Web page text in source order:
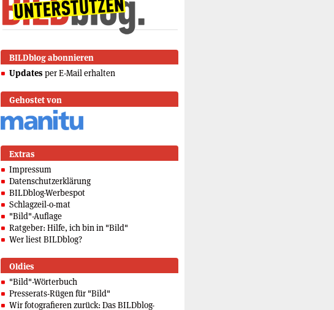
BILDblog abonnieren
Updates per E-Mail erhalten
Gehostet von
Extras
Impressum
Datenschutzerklärung
BILDblog-Werbespot
Schlagzeil-o-mat
"Bild"-Auflage
Ratgeber: Hilfe, ich bin in "Bild"
Wer liest BILDblog?
Oldies
"Bild"-Wörterbuch
Presserats-Rügen für "Bild"
Wir fotografieren zurück: Das BILDblog-